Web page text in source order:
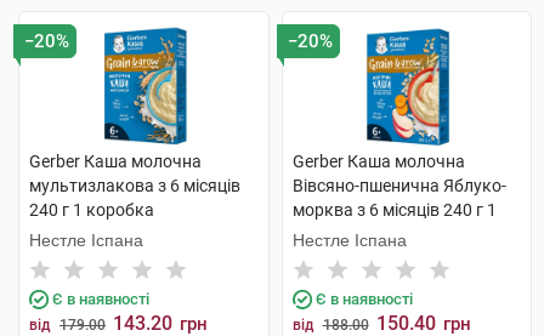
−20%
Gerber Каша молочна
мультизлакова з 6 місяців
240 г 1 коробка
Нестле Іспана
Є в наявності
від 179.00 143.20 грн
−20%
Gerber Каша молочна
Вівсяно-пшенична Яблуко-
морква з 6 місяців 240 г 1
коробка
Нестле Іспана
Є в наявності
від 188.00 150.40 грн